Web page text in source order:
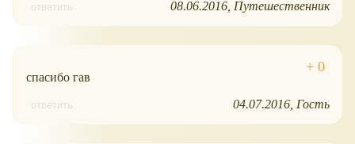
ответить 08.06.2016 Путешественник
спасибо гав
ответить 04.07.2016 Гость